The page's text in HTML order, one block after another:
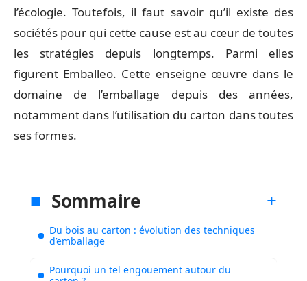
l’écologie. Toutefois, il faut savoir qu’il existe des
sociétés pour qui cette cause est au cœur de toutes
les stratégies depuis longtemps. Parmi elles
figurent Emballeo. Cette enseigne œuvre dans le
domaine de l’emballage depuis des années,
notamment dans l’utilisation du carton dans toutes
ses formes.
Sommaire
Du bois au carton : évolution des techniques
d’emballage
Pourquoi un tel engouement autour du